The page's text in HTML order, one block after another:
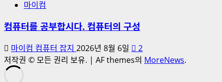
마이컴
컴퓨터를 공부합시다. 컴퓨터의 구성
마이컴 컴퓨터 잡지 2026년 8월 6일
2
저작권 © 모든 권리 보유. | AF themes의 MoreNews.